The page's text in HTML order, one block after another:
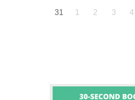
31 1 2 3 4